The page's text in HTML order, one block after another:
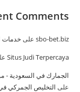
Comments
sbo-bet.biz على خدمات
Situs Judi Terpercaya
الجمارك في السعودية -
على التخليص الجمركي